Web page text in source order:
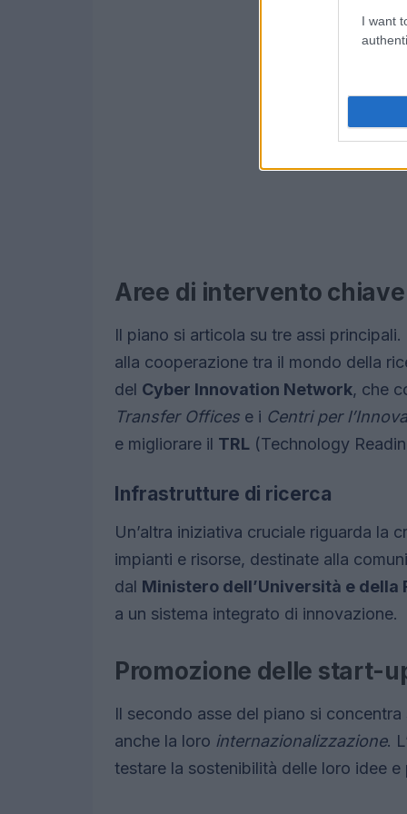
I want
Aree di intervento chiave
Il piano si articola su tre assi
alla cooperazione tra il mondo della
del Cyber Innovation Network, che
Transfer Offices e i Centri per
e migliorare il TRL (Technology
Infrastrutture di ricerca
Un’altra iniziativa cruciale riguarda la
impianti e risorse, destinate alla
dal Ministero dell’Università e della
a un sistema integrato di innovazione.
Promozione delle start-
Il secondo asse del piano si
anche la loro internazionalizzazione.
testare la sostenibilità delle loro idee